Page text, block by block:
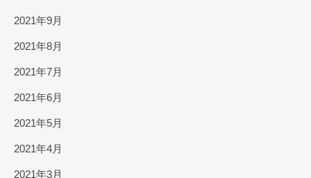
2021年9月
2021年8月
2021年7月
2021年6月
2021年5月
2021年4月
2021年3月